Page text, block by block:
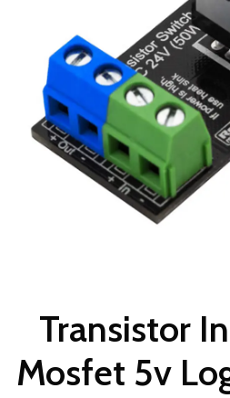
Transistor
Mosfet 5v